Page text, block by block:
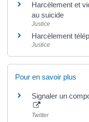
Harcèlement et
au suicide
Justice
Harcèlement
Justice
Pour en savoir plus
Signaler un
Twitter